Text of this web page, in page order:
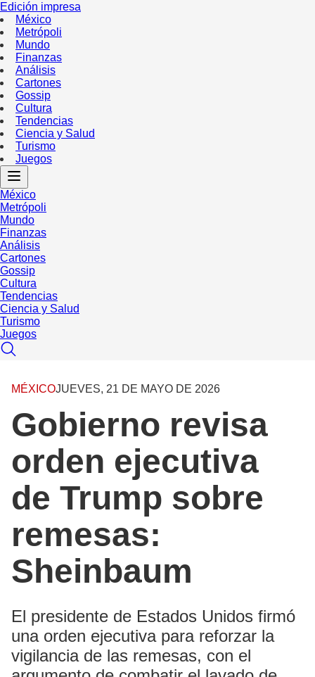
Edición impresa
México
Metrópoli
Mundo
Finanzas
Análisis
Cartones
Gossip
Cultura
Tendencias
Ciencia y Salud
Turismo
Juegos
México
Metrópoli
Mundo
Finanzas
Análisis
Cartones
Gossip
Cultura
Tendencias
Ciencia y Salud
Turismo
Juegos
MÉXICOJUEVES, 21 DE MAYO DE 2026
Gobierno revisa
orden ejecutiva
de Trump sobre
remesas:
Sheinbaum
El presidente de Estados Unidos firmó
una orden ejecutiva para reforzar la
vigilancia de las remesas, con el